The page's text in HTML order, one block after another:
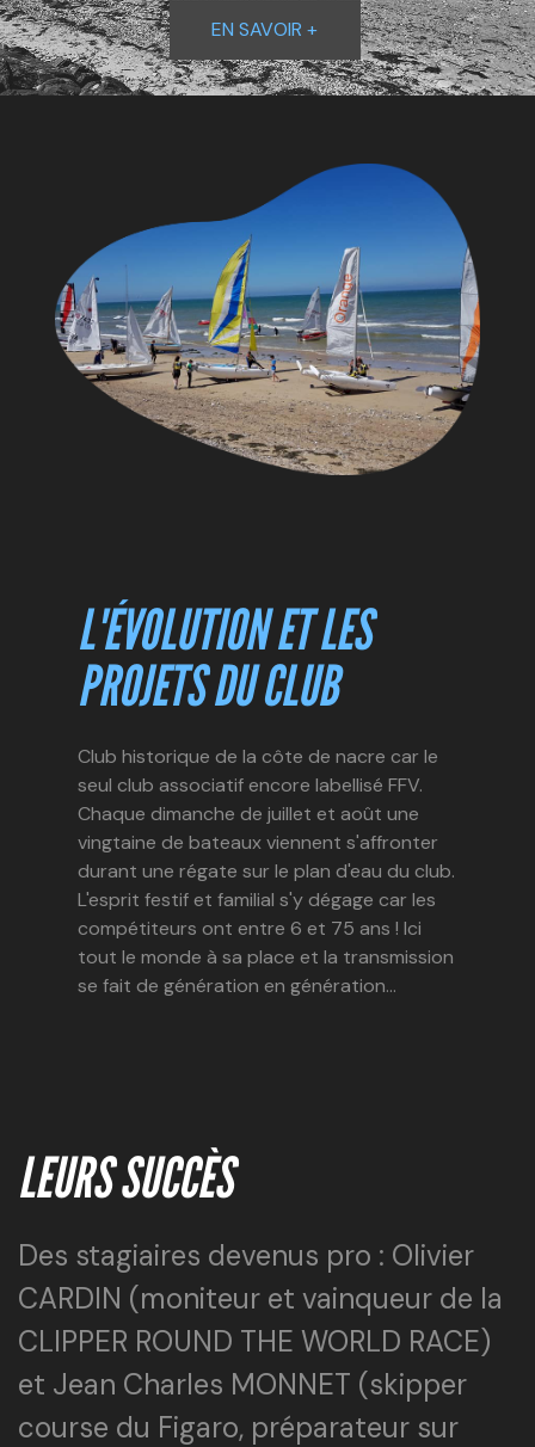
EN SAVOIR +
L'ÉVOLUTION ET LES
PROJETS DU CLUB
Club historique de la côte de nacre car le
seul club associatif encore labellisé FFV.
Chaque dimanche de juillet et août une
vingtaine de bateaux viennent s'affronter
durant une régate sur le plan d'eau du club.
L'esprit festif et familial s'y dégage car les
compétiteurs ont entre 6 et 75 ans ! Ici
tout le monde à sa place et la transmission
se fait de génération en génération…
LEURS SUCCÈS
Des stagiaires devenus pro : Olivier
CARDIN (moniteur et vainqueur de la
CLIPPER ROUND THE WORLD RACE)
et Jean Charles MONNET (skipper
course du Figaro, préparateur sur